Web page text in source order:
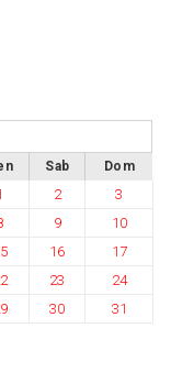
Sab Dom
2
3
9
10
16
17
23
24
30 31